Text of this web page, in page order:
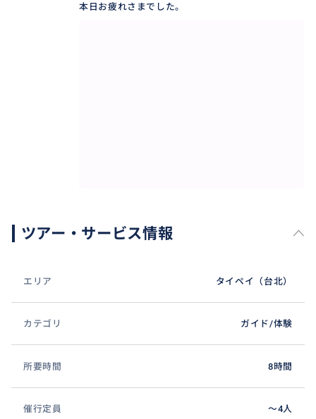
本日お疲れさまでした。
ツアー・サービス情報
エリア タイペイ（台北）
カテゴリ ガイド/体験
所要時間 8時間
催行定員 〜4人